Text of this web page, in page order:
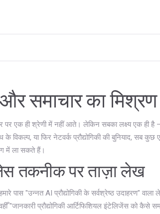
समाचार का मिश्रण
एक ही श्रेणी में नहीं आते। लेकिन सबका लक्ष्य एक ही है
के विकल्प, या फिर नेटवर्क प्रौद्योगिकी की बुनियाद,
में ला सकते हैं।
तकनीक पर ताज़ा लेख
पास "उन्नत AI प्रौद्योगिकी के सर्वश्रेष्ठ उदाहरण"
प्रौद्योगिकी आर्टिफिशियल इंटेलिजेंस को कैसे